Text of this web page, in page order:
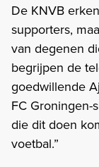
De KNVB
supporters,
van degenen
begrijpen de
goedwillende
FC Groningen-
die dit doen
voetbal.”